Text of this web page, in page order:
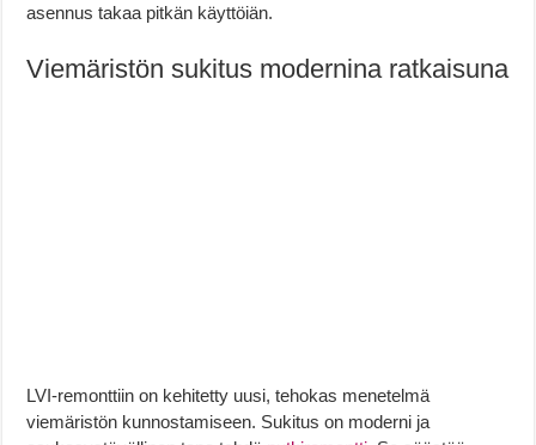
asennus takaa pitkän käyttöiän.
Viemäristön sukitus modernina ratkaisuna
LVI-remonttiin on kehitetty uusi, tehokas menetelmä
viemäristön kunnostamiseen. Sukitus on moderni ja